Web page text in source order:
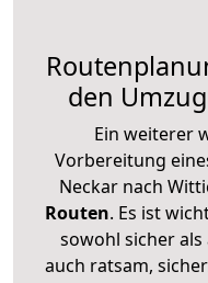
den
Ein weiterer
Vorbereitung
Neckar nach
Routen. Es ist
sowohl sicher als
auch ratsam,